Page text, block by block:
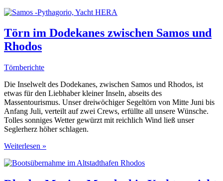
Sporaden
Skopelos
und
Skyros
Törn im Dodekanes zwischen Samos und
Rhodos
Törnberichte
Die Inselwelt des Dodekanes, zwischen Samos und Rhodos, ist
etwas für den Liebhaber kleiner Inseln, abseits des
Massentourismus. Unser dreiwöchiger Segeltörn von Mitte Juni bis
Anfang Juli, verteilt auf zwei Crews, erfüllte all unsere Wünsche.
Tolles sonniges Wetter gewürzt mit reichlich Wind ließ unser
Seglerherz höher schlagen.
Törn
Dodekanes
Weiterlesen »